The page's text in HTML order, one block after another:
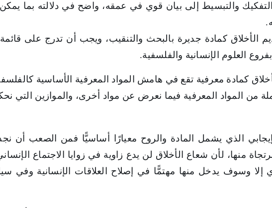
والتبسيط إلى بيان قوي في عمقه، واضح في دلالته بما يمكن
الأخلاق كمادة جديرة بالبحث والتنقيب، ويجب أن تدرج على قائمة
العلوم الإنسانية والفلسفية.
كمادة معرفية تقع في هامش المواد المعرفية الأساسية
من المواد المعرفية فيما نعرض عن مواد أخرى، والموازين التي
الذي يشمل المادة والروح معيارًا أساسيًّا فمن الصعب أن
منها، لأن شعاع الأخلاق لن يدع زاوية في زوايا الاجتماع
إلا وسوف يدخل منها مهتمًّا في إصلاح العلاقات الإنسانية وفي